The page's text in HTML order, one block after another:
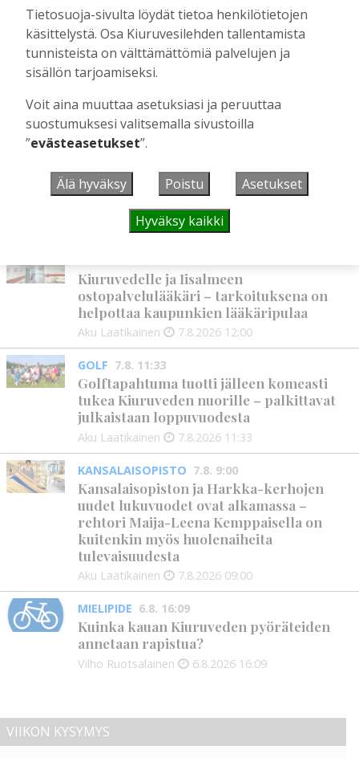
joukkueella ja mitalitavoittein nuorten
yleisurheilun SM-kisoihin
Tilaajille
Aku Laatikainen
UUSIMMAT
MIELIPIDE 7.8. 12:26
Terveisiä eduskuntaan
Vilho Ruotsalainen 7.8.2026
Kiuruvedelle ja Iisalmeen
ostopalvelulääkäri – tarkoituksena on
helpottaa kaupunkien lääkäripulaa
Aku Laatikainen 7.8.2026 12:00
GOLF 7.8. 11:33
Golftapahtuma tuotti jälleen komeasti
tukea Kiuruveden nuorille – palkittavat
julkaistaan loppuvuodesta
Aku Laatikainen 7.8.2026 11:33
KANSALAISOPISTO 7.8. 9:00
Kansalaisopiston ja Harkka-kerhojen
uudet lukuvuodet ovat alkamassa –
rehtori Maija-Leena Kemppaisella on
kuitenkin myös huolenaiheita
tulevaisuudesta
Aku Laatikainen 7.8.2026 09:00
MIELIPIDE 6.8. 16:09
Kuinka kauan Kiuruveden pyöräteiden
annetaan rapistua?
Vilho Ruotsalainen 6.8.2026 16:09
VIIKON KYSYMYS
Tietosuoja-sivulta löydät tietoa henkilötietojen
käsittelystä. Osa Kiuruvesilehden tallentamista
tunnisteista on välttämättömiä palvelujen ja
sisällön tarjoamiseksi.
Voit aina muuttaa asetuksiasi ja peruuttaa
suostumuksesi valitsemalla sivustoilla
”evästeasetukset”.
Älä hyväksy Poistu Asetukset
Hyväksy kaikki